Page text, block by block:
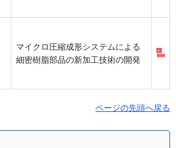
マイクロ圧縮成形システムによる
細密樹脂部品の新加工技術の開発
ページの先頭へ戻る